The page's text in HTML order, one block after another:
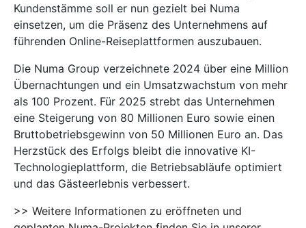
Kundenstämme soll er nun gezielt bei Numa
einsetzen, um die Präsenz des Unternehmens auf
führenden Online-Reiseplattformen auszubauen.
Die Numa Group verzeichnete 2024 über eine Million
Übernachtungen und ein Umsatzwachstum von mehr
als 100 Prozent. Für 2025 strebt das Unternehmen
eine Steigerung von 80 Millionen Euro sowie einen
Bruttobetriebsgewinn von 50 Millionen Euro an. Das
Herzstück des Erfolgs bleibt die innovative KI-
Technologieplattform, die Betriebsabläufe optimiert
und das Gästeerlebnis verbessert.
>> Weitere Informationen zu eröffneten und